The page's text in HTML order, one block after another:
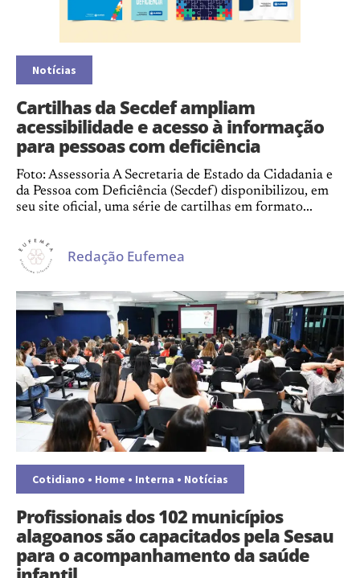
Notícias
Cartilhas da Secdef ampliam
acessibilidade e acesso à informação
para pessoas com deficiência
Foto: Assessoria A Secretaria de Estado da Cidadania e
da Pessoa com Deficiência (Secdef) disponibilizou, em
seu site oficial, uma série de cartilhas em formato...
Redação Eufemea
Cotidiano • Home • Interna • Notícias
Profissionais dos 102 municípios
alagoanos são capacitados pela Sesau
para o acompanhamento da saúde